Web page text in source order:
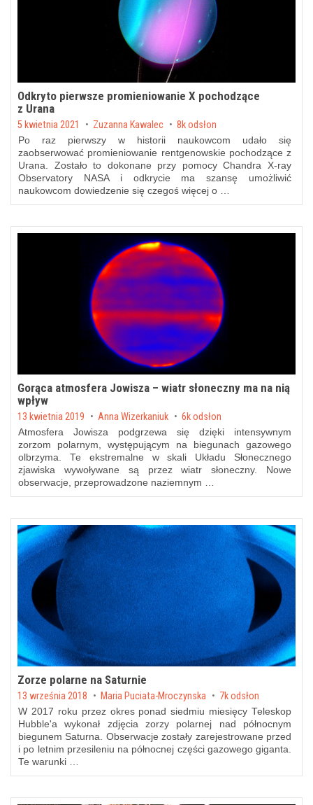
Odkryto pierwsze promieniowanie X pochodzące
z Urana
Posted on
5 kwietnia 2021 by Zuzanna Kawalec 8k odsłon
Po raz pierwszy w historii naukowcom udało się
zaobserwować promieniowanie rentgenowskie pochodzące z
Urana. Zostało to dokonane przy pomocy Chandra X-ray
Observatory NASA i odkrycie ma szansę umożliwić
naukowcom dowiedzenie się czegoś więcej o …
Gorąca atmosfera Jowisza – wiatr słoneczny ma na nią
wpływ
Posted on
13 kwietnia 2019 by Anna Wizerkaniuk 6k odsłon
Atmosfera Jowisza podgrzewa się dzięki intensywnym
zorzom polarnym, występującym na biegunach gazowego
olbrzyma. Te ekstremalne w skali Układu Słonecznego
zjawiska wywoływane są przez wiatr słoneczny. Nowe
obserwacje, przeprowadzone naziemnym …
Zorze polarne na Saturnie
Posted on
13 września 2018 by Maria Puciata-Mroczynska 7k odsłon
W 2017 roku przez okres ponad siedmiu miesięcy Teleskop
Hubble'a wykonał zdjęcia zorzy polarnej nad północnym
biegunem Saturna. Obserwacje zostały zarejestrowane przed
i po letnim przesileniu na północnej części gazowego giganta.
Te warunki …